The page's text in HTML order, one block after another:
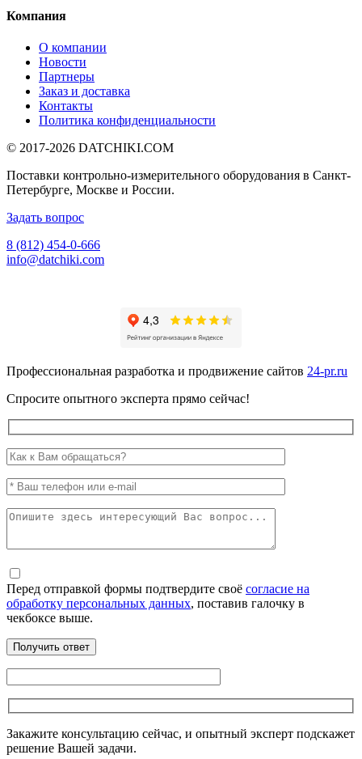
Компания
О компании
Новости
Партнеры
Заказ и доставка
Контакты
Политика конфиденциальности
© 2017-2026 DATCHIKI.COM
Поставки контрольно-измерительного оборудования в Санкт-
Петербурге, Москве и России.
Задать вопрос
8 (812) 454-0-666
info@datchiki.com
Профессиональная разработка и продвижение сайтов 24-pr.ru
Спросите опытного эксперта прямо сейчас!
Перед отправкой формы подтвердите своё согласие на
обработку персональных данных, поставив галочку в
чекбоксе выше.
Закажите консультацию сейчас, и опытный эксперт подскажет
решение Вашей задачи.